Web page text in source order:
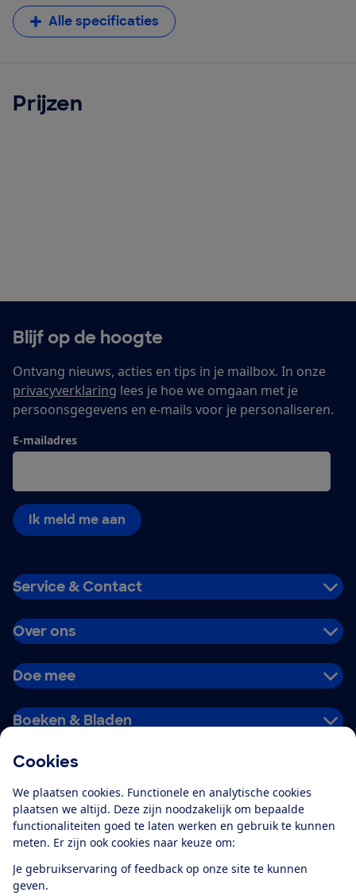
Cookies
We plaatsen cookies. Functionele en analytische cookies
plaatsen we altijd. Deze zijn noodzakelijk om bepaalde
functionaliteiten goed te laten werken en gebruik te kunnen
meten. Er zijn ook cookies naar keuze om:
Je gebruikservaring of feedback op onze site te kunnen
geven.
Alle specificaties
Prijzen
Blijf op de hoogte
Ontvang nieuws, acties en tips in je mailbox. In onze
privacyverklaring lees je hoe we omgaan met je
persoonsgegevens en e-mails voor je personaliseren.
E-mailadres
Ik meld me aan
Service & Contact
Over ons
Doe mee
Boeken & Bladen
Alles over de
app